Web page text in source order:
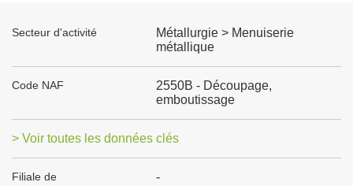
Secteur d'activité
Métallurgie > Menuiserie
métallique
Code NAF
2550B - Découpage,
emboutissage
> Voir toutes les données clés
Filiale de -